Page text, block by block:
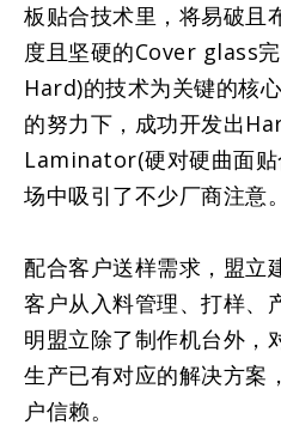
板贴合技术里，将易破且
度且坚硬的Cover glass
Hard)的技术为关键的核
的努力下，成功开发出
Laminator(硬对硬曲面贴
场中吸引了不少厂商注意。
配合客户送样需求，盟立
客户从入料管理、打样、
明盟立除了制作机台外，
生产已有对应的解决方案
户信赖。